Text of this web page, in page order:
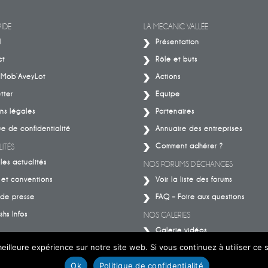
légales
de confidentialité
actualités
et conventions
presse
Infos
LA MECANIC VALLÉE
Présentation
Rôle et buts
Actions
Equipe
Partenaires
Annuaire des entreprises
Comment adhérer ?
NOS FORUMS D’ÉCHANGES
Voir la liste des forums
FAQ – Foire aux questions
NOS GALERIES
Galerie vidéos
Galerie photos
expérience sur notre site web. Si vous continuez à utiliser
Ok
Politique de confidentialité